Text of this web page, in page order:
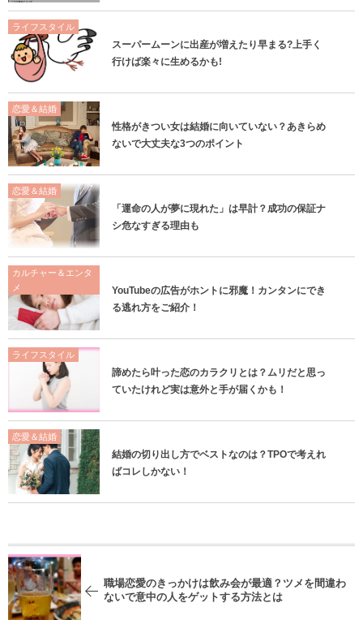
ライフスタイル
スーパームーンに出産が増えたり早まる?上手く
行けば楽々に生めるかも!
恋愛＆結婚
性格がきつい女は結婚に向いていない？あきらめ
ないで大丈夫な3つのポイント
恋愛＆結婚
「運命の人が夢に現れた」は早計？成功の保証ナ
シ危なすぎる理由も
カルチャー＆エンタ
メ
YouTubeの広告がホントに邪魔！カンタンにでき
る逃れ方をご紹介！
ライフスタイル
諦めたら叶った恋のカラクリとは？ムリだと思っ
ていたけれど実は意外と手が届くかも！
恋愛＆結婚
結婚の切り出し方でベストなのは？TPOで考えれ
ばコレしかない！
職場恋愛のきっかけは飲み会が最適？ツメを間違わ
ないで意中の人をゲットする方法とは